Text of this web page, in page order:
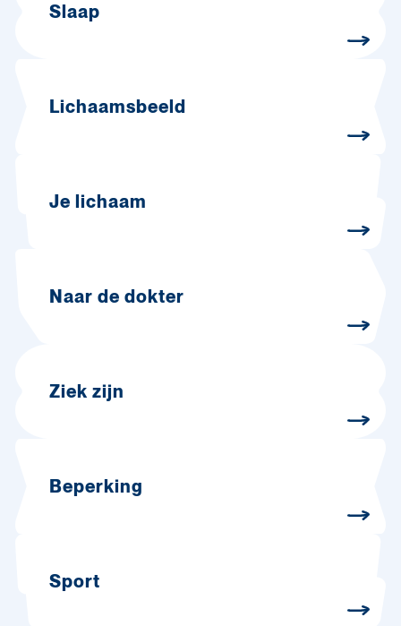
Slaap
Lichaamsbeeld
Je lichaam
Naar de dokter
Ziek zijn
Beperking
Sport